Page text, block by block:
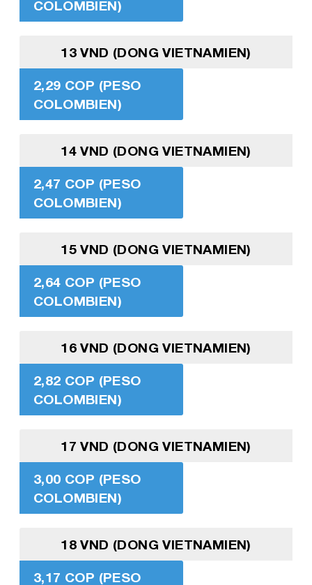
COLOMBIEN)
13 VND (DONG VIETNAMIEN)
2,29 COP (PESO
COLOMBIEN)
14 VND (DONG VIETNAMIEN)
2,47 COP (PESO
COLOMBIEN)
15 VND (DONG VIETNAMIEN)
2,64 COP (PESO
COLOMBIEN)
16 VND (DONG VIETNAMIEN)
2,82 COP (PESO
COLOMBIEN)
17 VND (DONG VIETNAMIEN)
3,00 COP (PESO
COLOMBIEN)
18 VND (DONG VIETNAMIEN)
3,17 COP (PESO